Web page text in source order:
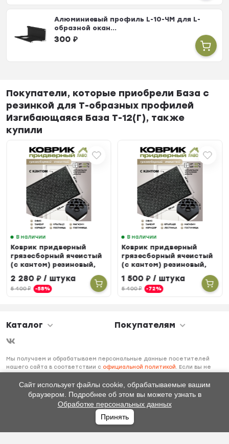
Избранное
Алюминиевый профиль L-10-ЧМ для L-
образной окан...
300 ₽
Покупатели, которые приобрели База с
резинкой для Т-образных профилей
Изгибающаяся База Т-12(Г), также
купили
В наличии
Коврик придверный
грязесборный ячеистый
(с кантом) резиновый,
80 х 120 см
2 280₽/ штука
5 400₽ -58%
В наличии
Коврик придверный
грязесборный ячеистый
(с кантом) резиновый,
60 х 90 см
1 500₽/ штука
5 400₽ -72%
Каталог Покупателям
Мы получаем и обрабатываем персональные данные посетителей
нашего сайта в соответствии с официальной политикой. Если вы не
необходимо покинуть наш сайт.
Сайт использует файлы cookie, обрабатываемые вашим
браузером. Подробнее об этом вы можете узнать в
Обработке персональных данных
Принять